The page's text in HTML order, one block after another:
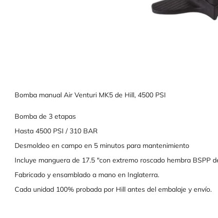
Bomba manual Air Venturi MK5 de Hill, 4500 PSI
Bomba de 3 etapas
Hasta 4500 PSI / 310 BAR
Desmoldeo en campo en 5 minutos para mantenimiento
Incluye manguera de 17.5 "con extremo roscado hembra BSPP
Fabricado y ensamblado a mano en Inglaterra.
Cada unidad 100% probada por Hill antes del embalaje y envío.